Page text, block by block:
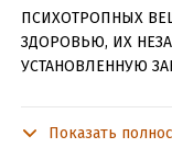
ПСИХОТРОПНЫХ
ЗДОРОВЬЮ, ИХ
УСТАНОВЛЕННУЮ
веществах,
Показать